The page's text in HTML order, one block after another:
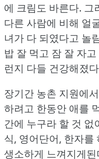
에 크림도 바른다. 그
다른 사람에 비해 얼
녀가 다 되였다고 놀
밥 잘 먹고 잠 잘 자
런지 다들 건강해졌
장기간 농촌 지원에
하려고 한동안 애를
간에 누구라 할 것 없
식, 영어단어, 한자를
생소하게 느껴지게된